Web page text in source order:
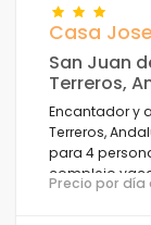
Casa Jose
San Juan
Terreros,
Encantador y
Terreros,
para 4
complejo
montañosa
Precio por